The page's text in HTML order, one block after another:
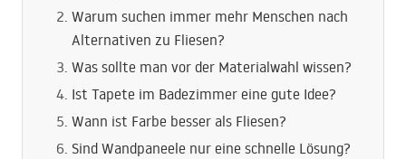
Warum suchen immer mehr Menschen nach
Alternativen zu Fliesen?
Was sollte man vor der Materialwahl wissen?
Ist Tapete im Badezimmer eine gute Idee?
Wann ist Farbe besser als Fliesen?
Sind Wandpaneele nur eine schnelle Lösung?